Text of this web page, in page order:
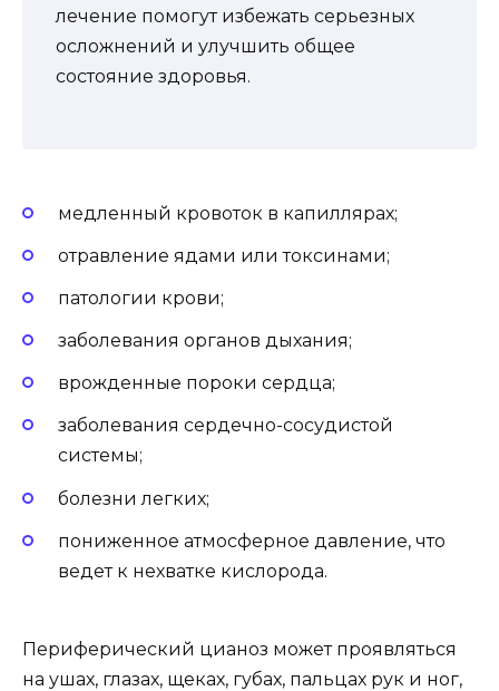
лечение помогут избежать серьезных
осложнений и улучшить общее
состояние здоровья.
медленный кровоток в капиллярах;
отравление ядами или токсинами;
патологии крови;
заболевания органов дыхания;
врожденные пороки сердца;
заболевания сердечно-сосудистой
системы;
болезни легких;
пониженное атмосферное давление, что
ведет к нехватке кислорода.
Периферический цианоз может проявляться
на ушах, глазах, щеках, губах, пальцах рук и ног,